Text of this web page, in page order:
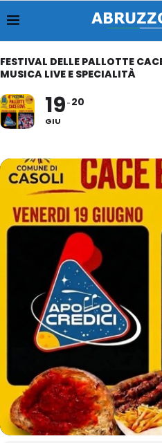
FESTIVAL DELLE PALLOTTE
MUSICA LIVE E SPECIALITÀ
19
GIU
20